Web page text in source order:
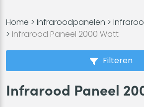
Home > Infraroodpanelen >
> Infrarood Paneel 2000 Watt
Filteren
Infrarood Paneel